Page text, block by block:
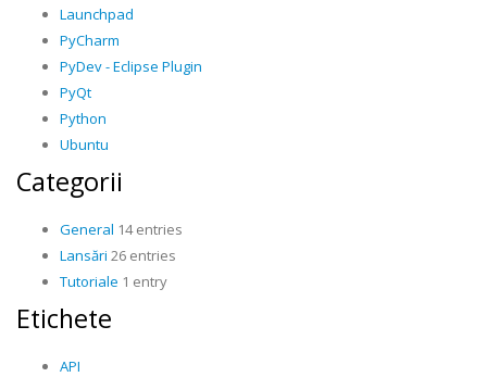
Launchpad
PyCharm
PyDev - Eclipse Plugin
PyQt
Python
Ubuntu
Categorii
General 14 entries
Lansări 26 entries
Tutoriale 1 entry
Etichete
API